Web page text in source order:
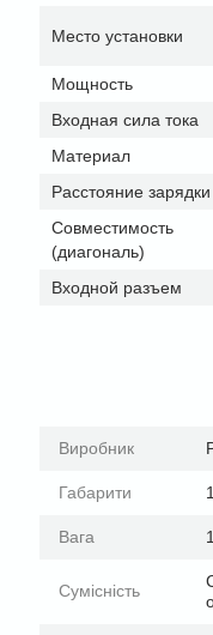
Место установки
Мощность
Входная сила тока
Материал
Расстояние зарядки
Совместимость
(диагональ)
Входной разъем
Виробник
Габарити
Вага
Сумісність